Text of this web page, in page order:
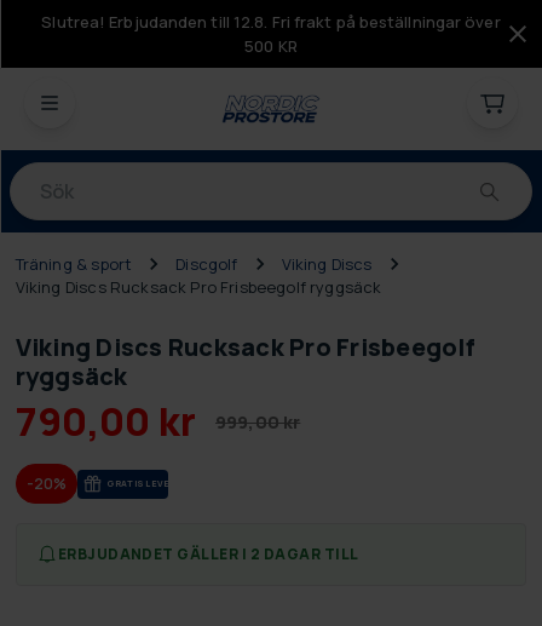
Slutrea! Erbjudanden till 12.8. Fri frakt på beställningar över
500 KR
Produkter
Träning & sport Discgolf
Viking Discs
Viking Discs Rucksack Pro Frisbeegolf ryggsäck
Viking Discs Rucksack Pro Frisbeegolf
ryggsäck
790,00 kr 999,00 kr
-20% GRA­TIS LE­VE­RANS
ERBJUDANDET GÄLLER I 2 DAGAR TILL